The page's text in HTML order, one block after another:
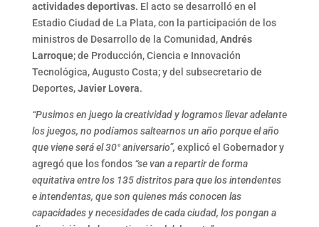
actividades deportivas. El acto se desarrolló en el
Estadio Ciudad de La Plata, con la participación de los
ministros de Desarrollo de la Comunidad,Andrés
Larroque; de Producción, Ciencia e Innovación
Tecnológica, Augusto Costa; y del subsecretario de
Deportes,Javier Lovera.
“Pusimos en juego la creatividad y logramos llevar adelante
los juegos, no podíamos saltearnos un año porque el año
que viene será el 30° aniversario”, explicó el Gobernador y
agregó que los fondos “se van a repartir de forma
equitativa entre los 135 distritos para que los intendentes
e intendentas, que son quienes más conocen las
capacidades y necesidades de cada ciudad, los pongan a